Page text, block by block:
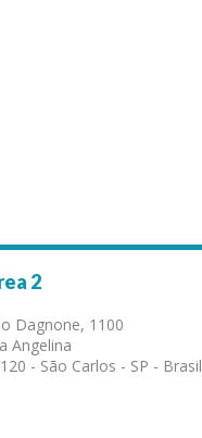
2
Dagnone, 1100
Angelina
- São Carlos - SP - Brasil